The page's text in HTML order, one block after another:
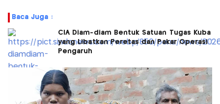
Baca Juga :
CIA Diam-diam Bentuk Satuan Tugas Kuba
yang Libatkan Peretas dan Pakar Operasi
Pengaruh